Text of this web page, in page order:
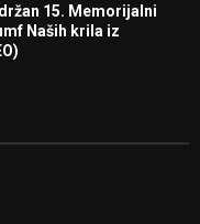
15. Memorijalni
Naših krila iz